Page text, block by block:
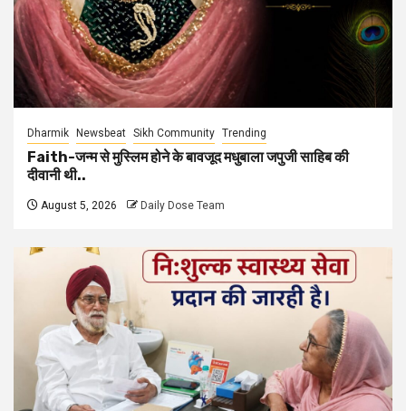
Dharmik Newsbeat Sikh Community Trending
Faith-जन्म से मुस्लिम होने के बावजूद मधुबाला जपुजी साहिब की
दीवानी थी..
August 5, 2026 Daily Dose Team